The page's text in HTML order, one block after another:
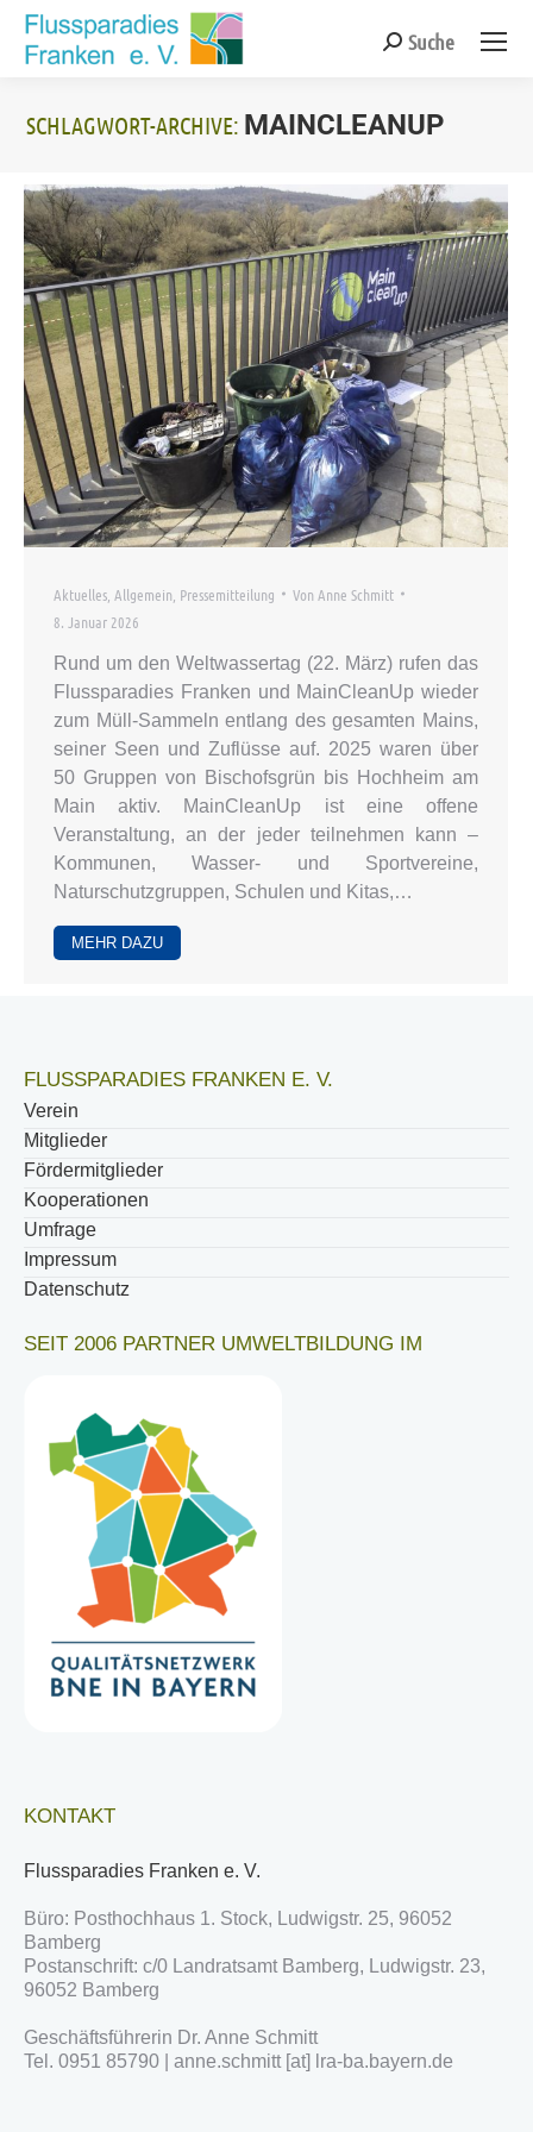
Search:
Suche
SCHLAGWORT-ARCHIVE: MAINCLEANUP
Sie befinden sich hier:
Aktuelles Allgemein Pressemitteilung Von Anne Schmitt
8. Januar 2026
Rund um den Weltwassertag (22. März) rufen das
Flussparadies Franken und MainCleanUp wieder
zum Müll-Sammeln entlang des gesamten Mains,
seiner Seen und Zuflüsse auf. 2025 waren über
50 Gruppen von Bischofsgrün bis Hochheim am
Main aktiv. MainCleanUp ist eine offene
Veranstaltung, an der jeder teilnehmen kann –
Kommunen, Wasser- und Sportvereine,
Naturschutzgruppen, Schulen und Kitas,…
MEHR DAZU
FLUSSPARADIES FRANKEN E. V.
Verein
Mitglieder
Fördermitglieder
Kooperationen
Umfrage
Impressum
Datenschutz
SEIT 2006 PARTNER UMWELTBILDUNG IM
KONTAKT
Flussparadies Franken e. V.
Büro: Posthochhaus 1. Stock, Ludwigstr. 25, 96052
Bamberg
Postanschrift: c/0 Landratsamt Bamberg, Ludwigstr. 23,
96052 Bamberg
Geschäftsführerin Dr. Anne Schmitt
Tel. 0951 85790 | anne.schmitt [at] lra-ba.bayern.de